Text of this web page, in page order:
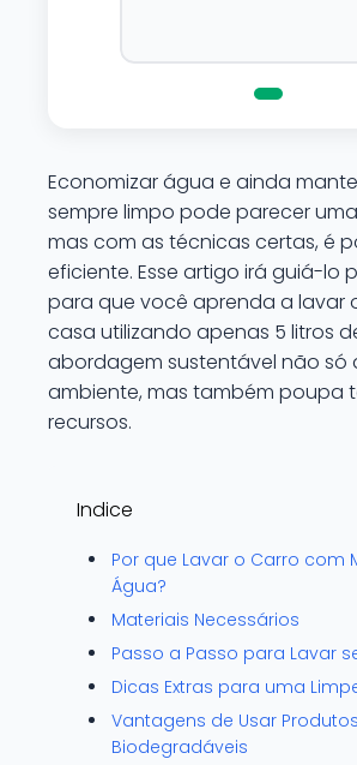
Economizar água e ainda
sempre limpo pode parecer
mas com as técnicas certas, é
eficiente. Esse artigo irá guiá-lo
para que você aprenda a lavar
casa utilizando apenas 5 litros
abordagem sustentável não só
ambiente, mas também poupa
recursos.
Indice
Por que Lavar o Carro com
Água?
Materiais Necessários
Passo a Passo para Lavar
Dicas Extras para uma
Vantagens de Usar Produtos
Biodegradáveis